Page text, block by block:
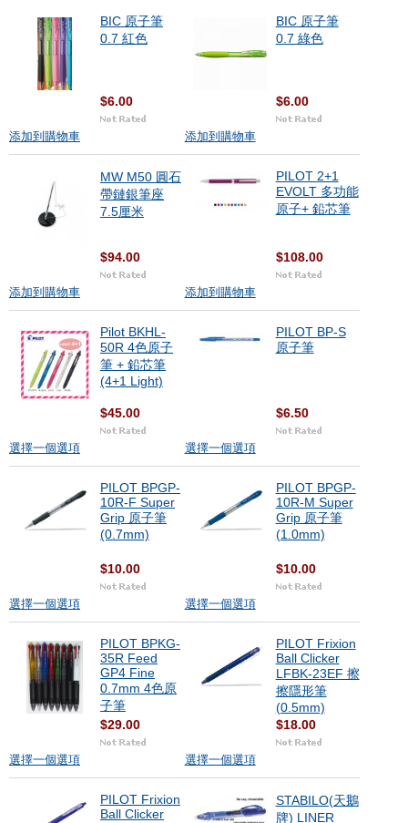
BIC 原子筆
0.7 紅色
$6.00
添加到購物車
BIC 原子筆
0.7 綠色
$6.00
添加到購物車
MW M50 圓石
帶鏈銀筆座
7.5厘米
$94.00
添加到購物車
PILOT 2+1
EVOLT 多功能
原子+ 鉛芯筆
$108.00
添加到購物車
Pilot BKHL-
50R 4色原子
筆 + 鉛芯筆
(4+1 Light)
$45.00
選擇一個選項
PILOT BP-S
原子筆
$6.50
選擇一個選項
PILOT BPGP-
10R-F Super
Grip 原子筆
(0.7mm)
$10.00
選擇一個選項
PILOT BPGP-
10R-M Super
Grip 原子筆
(1.0mm)
$10.00
選擇一個選項
PILOT BPKG-
35R Feed
GP4 Fine
0.7mm 4色原
子筆
$29.00
選擇一個選項
PILOT Frixion
Ball Clicker
LFBK-23EF 擦
擦隱形筆
(0.5mm)
$18.00
選擇一個選項
PILOT Frixion
Ball Clicker
STABILO(天鵝
牌) LINER